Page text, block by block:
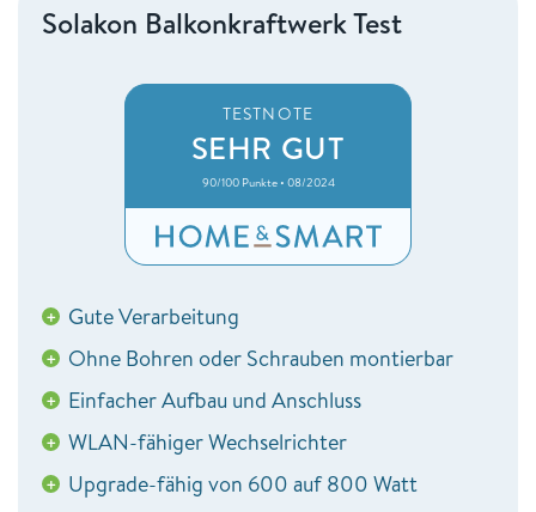
Solakon Balkonkraftwerk Test
TESTNOTE
SEHR GUT
90/100 Punkte • 08/2024
+ Gute Verarbeitung
+ Ohne Bohren oder Schrauben montierbar
+ Einfacher Aufbau und Anschluss
+ WLAN-fähiger Wechselrichter
+ Upgrade-fähig von 600 auf 800 Watt